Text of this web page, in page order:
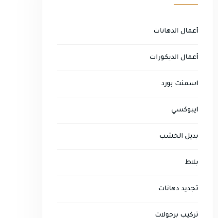
أعمال الدهانات
أعمال الديكورات
اسمنت بورد
ايبوكسي
بديل الخشب
بلاط
تجديد دهانات
تركيب برجولات